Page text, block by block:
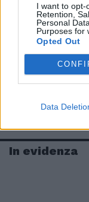
I want to opt-
Retention,
Personal
Purposes for
Opted Out
Data
In evidenza